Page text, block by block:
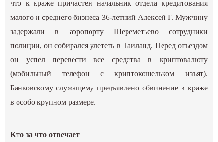
что к краже причастен начальник отдела кредитования
малого и среднего бизнеса 36-летний Алексей Г. Мужчину
задержали в аэропорту Шереметьево сотрудники
полиции, он собирался улететь в Таиланд. Перед отъездом
он успел перевести все средства в криптовалюту
(мобильный телефон с криптокошельком изъят).
Банковскому служащему предъявлено обвинение в краже
в особо крупном размере.
Кто за что отвечает